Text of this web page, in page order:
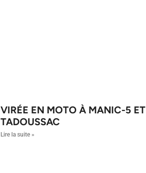
VIRÉE EN MOTO À MANIC-5 ET
TADOUSSAC
Lire la suite »